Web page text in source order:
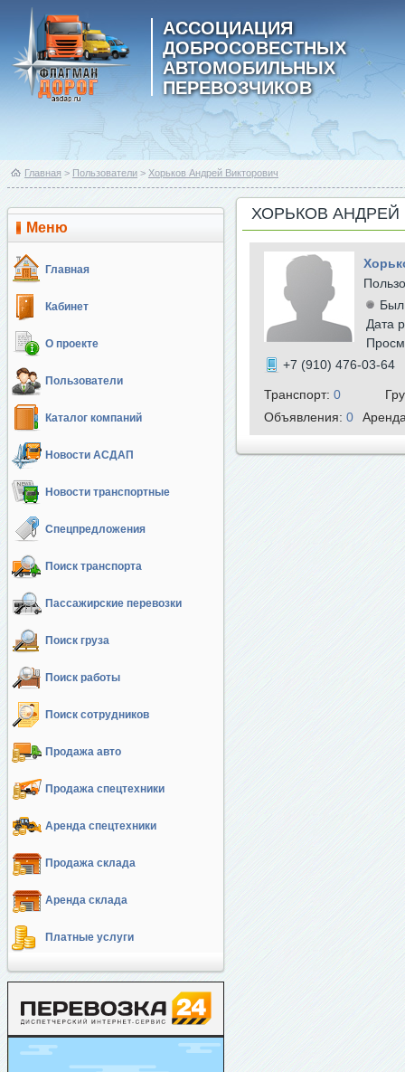
АССОЦИАЦИЯ
ДОБРОСОВЕСТНЫХ
АВТОМОБИЛЬНЫХ
ПЕРЕВОЗЧИКОВ
Главная > Пользователи > Хорьков Андрей Викторович
Меню
Главная
Кабинет
О проекте
Пользователи
Каталог компаний
Новости АСДАП
Новости транспортные
Спецпредложения
Поиск транспорта
Пассажирские перевозки
Поиск груза
Поиск работы
Поиск сотрудников
Продажа авто
Продажа спецтехники
Аренда спецтехники
Продажа склада
Аренда склада
Платные услуги
ХОРЬКОВ АНДРЕЙ
Был
Дата
+7 (910) 476-03-64
Транспорт: 0
Объявления: 0